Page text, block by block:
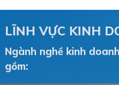
LĨNH VỰC KINH
Ngành nghề kinh
gồm: